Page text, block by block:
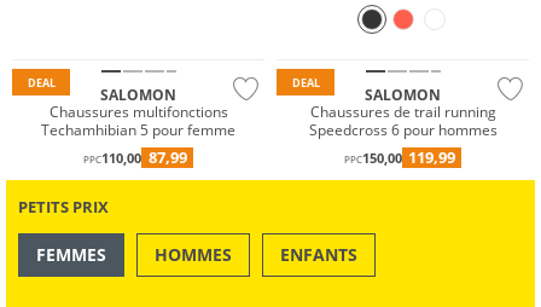
DEAL
SALOMON
Chaussures multifonctions
Techamhibian 5 pour femme
PPC110,00 87,99
DEAL
SALOMON
Chaussures de trail running
Speedcross 6 pour hommes
PPC150,00 119,99
PETITS PRIX
FEMMES HOMMES ENFANTS